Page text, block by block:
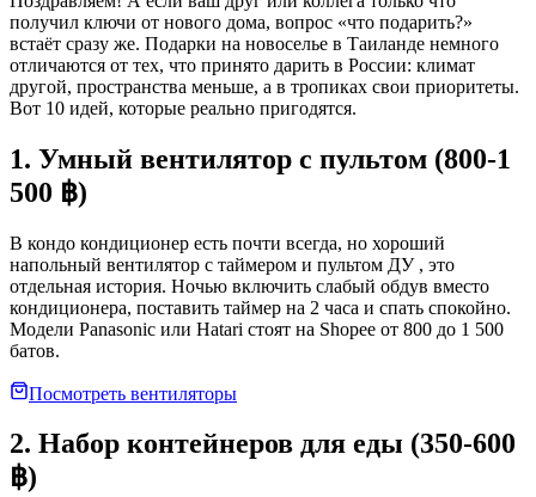
получил ключи от нового дома, вопрос «что подарить?»
встаёт сразу же. Подарки на новоселье в Таиланде немного
отличаются от тех, что принято дарить в России: климат
другой, пространства меньше, а в тропиках свои приоритеты.
Вот 10 идей, которые реально пригодятся.
1. Умный вентилятор с пультом (800-1
500 ฿)
В кондо кондиционер есть почти всегда, но хороший
напольный вентилятор с таймером и пультом ДУ , это
отдельная история. Ночью включить слабый обдув вместо
кондиционера, поставить таймер на 2 часа и спать спокойно.
Модели Panasonic или Hatari стоят на Shopee от 800 до 1 500
батов.
Посмотреть вентиляторы
2. Набор контейнеров для еды (350-600
฿)